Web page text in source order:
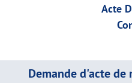
Acte
Demande d'acte de